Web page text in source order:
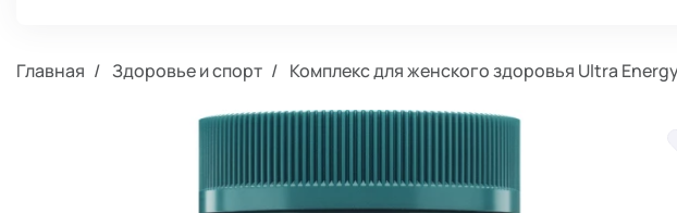
Главная Здоровье и спорт Комплекс для женского здоровья Ultra